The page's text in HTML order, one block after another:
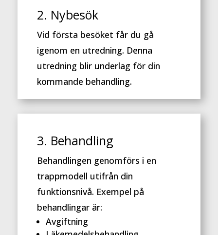
2. Nybesök
Vid första besöket får du gå
igenom en utredning. Denna
utredning blir underlag för din
kommande behandling.
3. Behandling
Behandlingen genomförs i en
trappmodell utifrån din
funktionsnivå. Exempel på
behandlingar är:
Avgiftning